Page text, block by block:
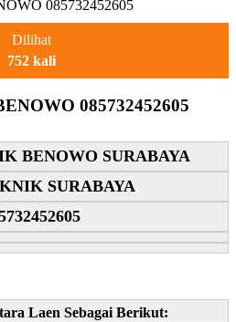
Dilihat
752 kali
085732452605
BENOWO SURABAYA
SURABAYA
Laen Sebagai Berikut: